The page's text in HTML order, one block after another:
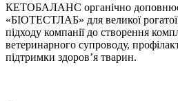
КЕТОБАЛАНС органічно
«БІОТЕСТЛАБ» для великої рогатої
підходу компанії до створення
ветеринарного супроводу,
підтримки здоров’я тварин.